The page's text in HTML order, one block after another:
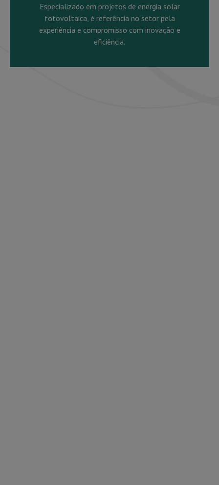
Especializado em projetos de energia solar
fotovoltaica, é referência no setor pela
experiência e compromisso com inovação e
eficiência.